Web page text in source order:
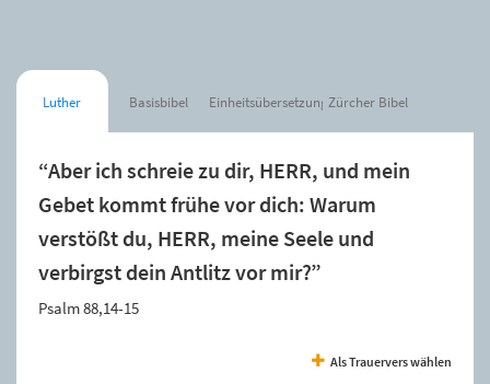
Luther Basisbibel Einheitsübersetzung Zürcher Bibel
“Aber ich schreie zu dir, HERR, und mein
Gebet kommt frühe vor dich: Warum
verstößt du, HERR, meine Seele und
verbirgst dein Antlitz vor mir?”
Psalm 88,14-15
Als Trauervers wählen